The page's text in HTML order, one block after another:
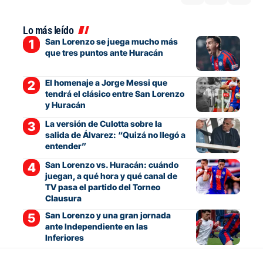
Lo más leído
San Lorenzo se juega mucho más
que tres puntos ante Huracán
El homenaje a Jorge Messi que
tendrá el clásico entre San Lorenzo
y Huracán
La versión de Culotta sobre la
salida de Álvarez: “Quizá no llegó a
entender”
San Lorenzo vs. Huracán: cuándo
juegan, a qué hora y qué canal de
TV pasa el partido del Torneo
Clausura
San Lorenzo y una gran jornada
ante Independiente en las
Inferiores